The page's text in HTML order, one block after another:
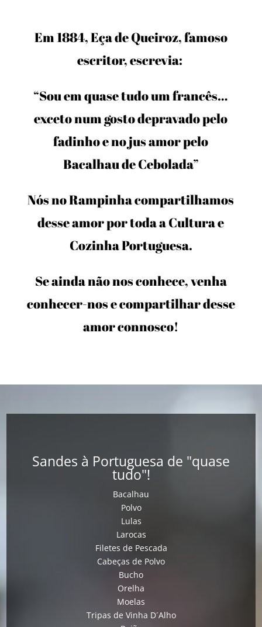
Em 1884, Eça de Queiroz, famoso
escritor, escrevia:
“Sou em quase tudo um francês…
exceto num gosto depravado pelo
fadinho e no jus amor pelo
Bacalhau de Cebolada”
Nós no Rampinha compartilhamos
desse amor por toda a Cultura e
Cozinha Portuguesa.
Se ainda não nos conhece, venha
conhecer-nos e compartilhar desse
amor connosco!
Sandes à Portuguesa de "quase
tudo"!
Bacalhau
Polvo
Lulas
Larocas
Filetes de Pescada
Cabeças de Polvo
Bucho
Orelha
Moelas
Tripas de Vinha D´Alho